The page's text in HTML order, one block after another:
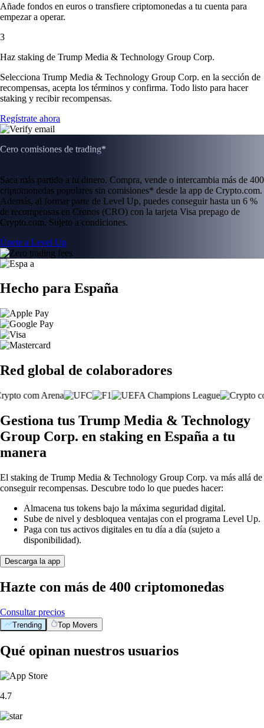
Añade fondos en euros o transfiere criptomonedas a tu cuenta para
empezar a operar.
3
Haz staking de Trump Media & Technology Group Corp.
Selecciona Trump Media & Technology Group Corp. en la sección de
recompensas, acepta los términos y confirma. Todo listo para hacer
staking y recibir recompensas.
Regístrate ahora
Cero comisiones de trading*
Saca más partido a tu dinero. Compra, vende o intercambia más de 400
criptomonedas populares sin comisiones* desde la app de Crypto.com.
Además, al formar parte de Level Up, puedes conseguir hasta un 6 %
de recompensas en Cronos (CRO) con la tarjeta Visa prepago de
Crypto.com. Sujeto a condiciones.
Únete a Level Up
Hecho para España
Red global de colaboradores
Gestiona tus Trump Media & Technology
Group Corp. en staking en España a tu
manera
El staking de Trump Media & Technology Group Corp. va más allá de
conseguir recompensas. Descubre todo lo que puedes hacer:
Almacena tus tokens bajo la máxima seguridad digital.
Sube de nivel y desbloquea ventajas con el programa Level Up.
Paga con tus activos digitales en tu día a día (sujeto a
disponibilidad).
Descarga la app
Hazte con más de 400 criptomonedas
Consultar precios
Trending Top Movers
Qué opinan nuestros usuarios
4.7